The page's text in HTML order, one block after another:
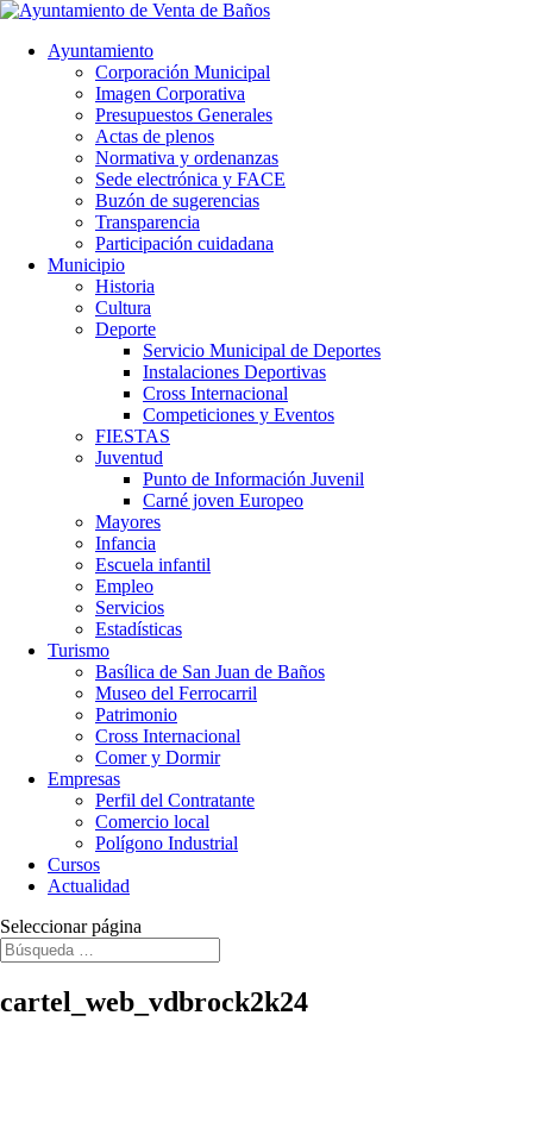
Ayuntamiento
Corporación Municipal
Imagen Corporativa
Presupuestos Generales
Actas de plenos
Normativa y ordenanzas
Sede electrónica y FACE
Buzón de sugerencias
Transparencia
Participación cuidadana
Municipio
Historia
Cultura
Deporte
Servicio Municipal de Deportes
Instalaciones Deportivas
Cross Internacional
Competiciones y Eventos
FIESTAS
Juventud
Punto de Información Juvenil
Carné joven Europeo
Mayores
Infancia
Escuela infantil
Empleo
Servicios
Estadísticas
Turismo
Basílica de San Juan de Baños
Museo del Ferrocarril
Patrimonio
Cross Internacional
Comer y Dormir
Empresas
Perfil del Contratante
Comercio local
Polígono Industrial
Cursos
Actualidad
Seleccionar página
cartel_web_vdbrock2k24